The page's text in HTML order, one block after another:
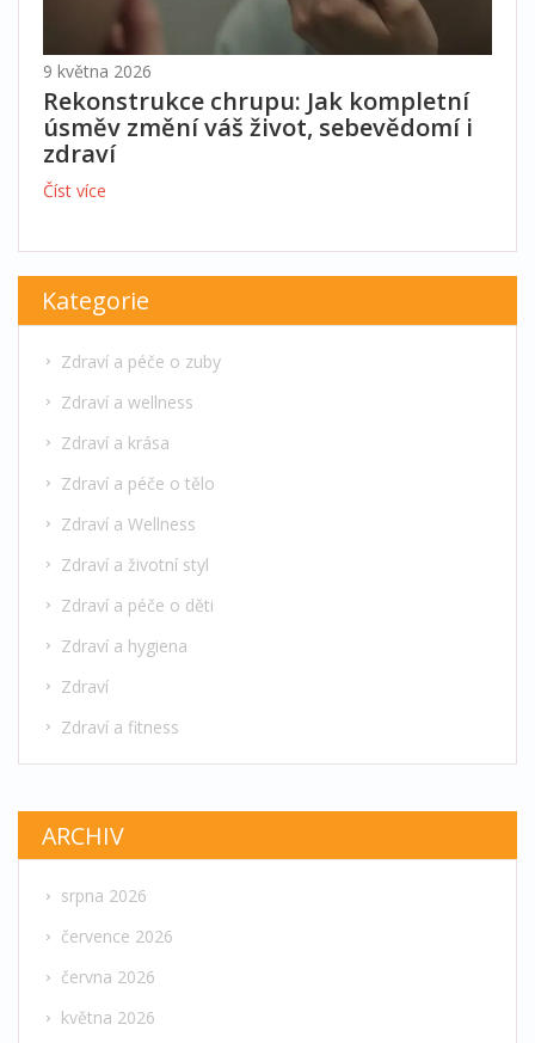
9 května 2026
Rekonstrukce chrupu: Jak kompletní
úsměv změní váš život, sebevědomí i
zdraví
Číst více
Kategorie
Zdraví a péče o zuby
Zdraví a wellness
Zdraví a krása
Zdraví a péče o tělo
Zdraví a Wellness
Zdraví a životní styl
Zdraví a péče o děti
Zdraví a hygiena
Zdraví
Zdraví a fitness
ARCHIV
srpna 2026
července 2026
června 2026
května 2026